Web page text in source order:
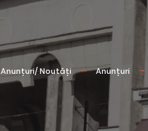
Anunțuri/ Noutăți Anunțuri